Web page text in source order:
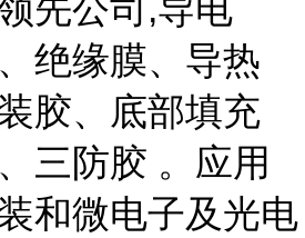
先公司,导电
绝缘膜、导热
胶、底部填充
三防胶 。应用
和微电子及光电